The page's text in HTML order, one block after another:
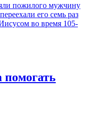
пожилого мужчину
его семь раз
во время 105-
помогать